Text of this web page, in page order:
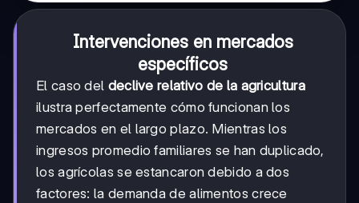
Intervenciones en mercados
específicos
El caso del declive relativo de la agricultura
ilustra perfectamente cómo funcionan los
mercados en el largo plazo. Mientras los
ingresos promedio familiares se han duplicado,
los agrícolas se estancaron debido a dos
factores: la demanda de alimentos crece